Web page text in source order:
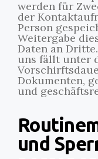
werden für
der
Person
Weitergabe
Daten an
uns fällt unter
Dokumenten,
und
und